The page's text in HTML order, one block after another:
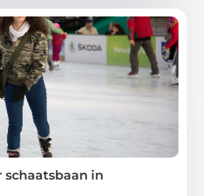
schaatsbaan in